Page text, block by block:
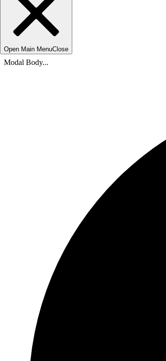
Open Main MenuClose
Modal Body...